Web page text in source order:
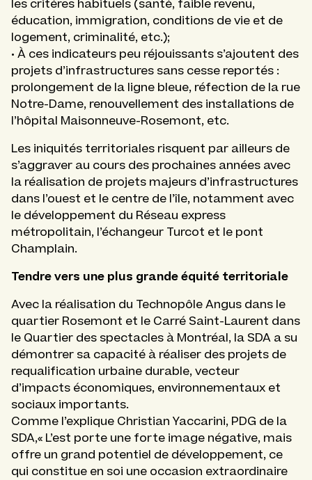
les critères habituels (santé, faible revenu,
éducation, immigration, conditions de vie et de
logement, criminalité, etc.);
• À ces indicateurs peu réjouissants s’ajoutent des
projets d’infrastructures sans cesse reportés :
prolongement de la ligne bleue, réfection de la rue
Notre-Dame, renouvellement des installations de
l’hôpital Maisonneuve-Rosemont, etc.
Les iniquités territoriales risquent par ailleurs de
s’aggraver au cours des prochaines années avec
la réalisation de projets majeurs d’infrastructures
dans l’ouest et le centre de l’île, notamment avec
le développement du Réseau express
métropolitain, l’échangeur Turcot et le pont
Champlain.
Tendre vers une plus grande équité territoriale
Avec la réalisation du Technopôle Angus dans le
quartier Rosemont et le Carré Saint-Laurent dans
le Quartier des spectacles à Montréal, la SDA a su
démontrer sa capacité à réaliser des projets de
requalification urbaine durable, vecteur
d’impacts économiques, environnementaux et
sociaux importants.
Comme l’explique Christian Yaccarini, PDG de la
SDA,« L’est porte une forte image négative, mais
offre un grand potentiel de développement, ce
qui constitue en soi une occasion extraordinaire